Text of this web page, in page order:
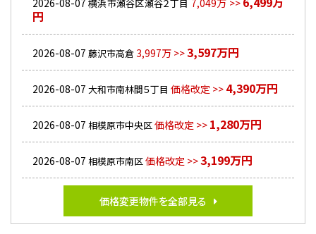
2026-08-07 横浜市瀬谷区瀬谷２丁目 7,049万 >>
円
2026-08-07 藤沢市高倉3,997万 >>3,597万円
2026-08-07 大和市南林間５丁目 価格改定 >> 4,390万円
2026-08-07 相模原市中央区価格改定 >> 1,280万円
2026-08-07 相模原市南区価格改定 >>3,199万円
価格変更物件を全部見る